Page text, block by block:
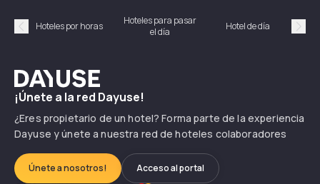
Précédent
Hoteles por horas
Hoteles para pasar
el día
Hotel de día
Dayuse
¡Únete a la red Dayuse!
¿Eres propietario de un hotel? Forma parte de la experiencia
Dayuse y únete a nuestra red de hoteles colaboradores
Únete a nosotros! Acceso al portal